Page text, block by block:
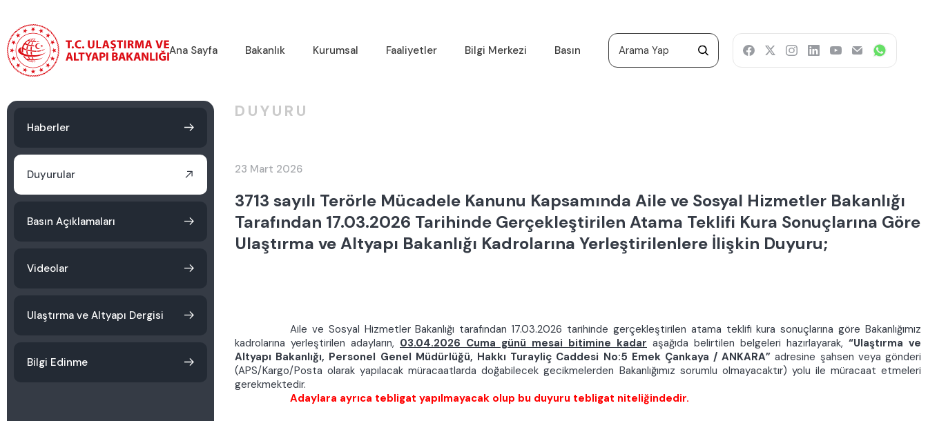
Ana Sayfa Bakanlık Kurumsal Faaliyetler Bilgi Merkezi Basın
Haberler
Duyurular
Basın Açıklamaları
Videolar
Ulaştırma ve Altyapı Dergisi
Bilgi Edinme
DUYURU
23 Mart 2026
3713 sayılı Terörle Mücadele Kanunu Kapsamında Aile ve Sosyal Hizmetler Bakanlığı
Tarafından 17.03.2026 Tarihinde Gerçekleştirilen Atama Teklifi Kura Sonuçlarına Göre
Ulaştırma ve Altyapı Bakanlığı Kadrolarına Yerleştirilenlere İlişkin Duyuru;
Aile ve Sosyal Hizmetler Bakanlığı tarafından 17.03.2026 tarihinde gerçekleştirilen atama teklifi kura sonuçlarına göre Bakanlığımız
kadrolarına yerleştirilen adayların, 03.04.2026 Cuma günü mesai bitimine kadar aşağıda belirtilen belgeleri hazırlayarak, “Ulaştırma ve
Altyapı Bakanlığı, Personel Genel Müdürlüğü, Hakkı Turayliç Caddesi No:5 Emek Çankaya / ANKARA” adresine şahsen veya gönderi
(APS/Kargo/Posta olarak yapılacak müracaatlarda doğabilecek gecikmelerden Bakanlığımız sorumlu olmayacaktır) yolu ile müracaat etmeleri
gerekmektedir.
Adaylara ayrıca tebligat yapılmayacak olup bu duyuru tebligat niteliğindedir.